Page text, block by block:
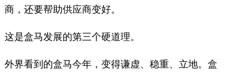
商，还要帮助供应商变好。
这是盒马发展的第三个硬道理。
外界看到的盒马今年，变得谦虚、稳重、立地。盒